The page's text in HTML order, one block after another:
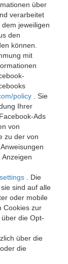
über
verarbeitet
jeweiligen
den
können.
mit
policy
. Sie
Ihrer
Ads
von
zu der von
. Die
sind auf alle
oder mobile
Cookies zur
die Opt-
über die
oder die